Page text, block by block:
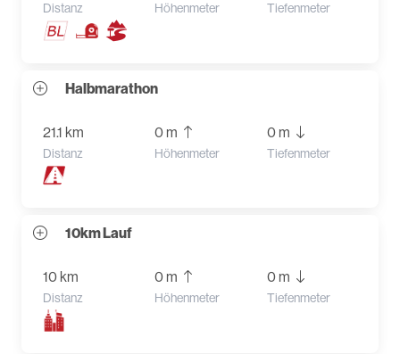
Distanz Höhenmeter Tiefenmeter
Halbmarathon
21.1 km
Distanz
0 m
Höhenmeter
0 m
Tiefenmeter
10km Lauf
10 km
Distanz
0 m
Höhenmeter
0 m
Tiefenmeter